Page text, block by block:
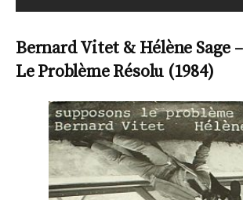
Bernard Vitet & Hélène Sage
Le Problème Résolu (1984)